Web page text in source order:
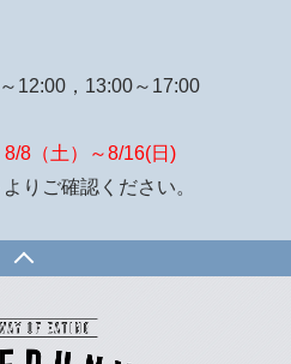
12:00，13:00～17:00
8（土）～8/16(日)
よりご確認ください。